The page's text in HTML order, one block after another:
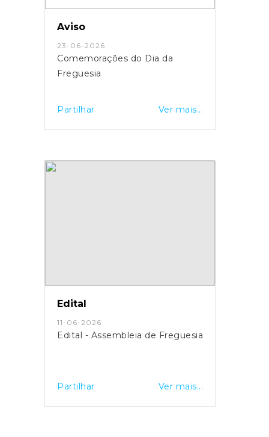
Aviso
23-06-2026
Comemorações do Dia da
Freguesia
Partilhar Ver mais...
Edital
11-06-2026
Edital - Assembleia de Freguesia
Partilhar Ver mais...